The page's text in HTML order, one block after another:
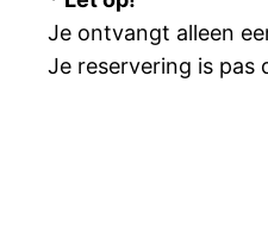
Je ontvangt alleen
Je reservering is